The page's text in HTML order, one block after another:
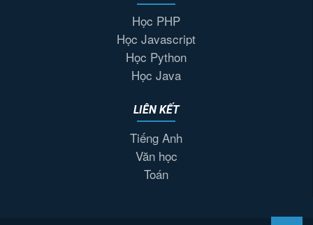
Học PHP
Học Javascript
Học Python
Học Java
LIÊN KẾT
Tiếng Anh
Văn học
Toán